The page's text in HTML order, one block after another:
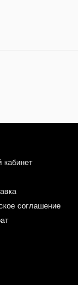
кабинет
соглашение